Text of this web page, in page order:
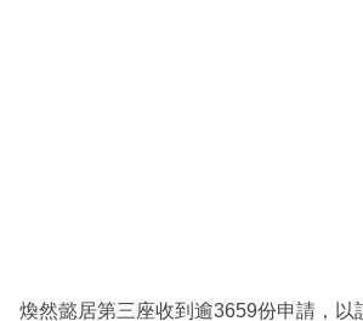
煥然懿居第三座收到逾3659份申請，以